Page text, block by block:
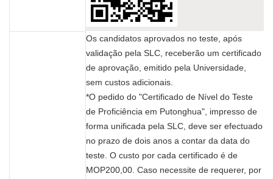
Os candidatos aprovados no teste, após
validação pela SLC, receberão um certificado
de aprovação, emitido pela Universidade,
sem custos adicionais.
*O pedido do "Certificado de Nível do Teste
de Proficiência em Putonghua", impresso de
forma unificada pela SLC, deve ser efectuado
no prazo de dois anos a contar da data do
teste. O custo por cada certificado é de
MOP200,00. Caso necessite de requerer, por